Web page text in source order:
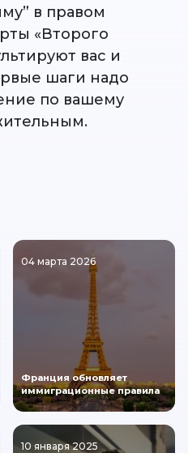
в правом
«Второго
вас и
шаги надо
по вашему
04 марта 2026
Франция обновляет
иммиграционные правила
10 января 2025